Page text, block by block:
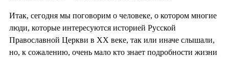
Итак, сегодня мы поговорим о человеке, о котором многие
люди, которые интересуются историей Русской
Православной Церкви в XX веке, так или иначе слышали,
но, к сожалению, очень мало кто знает подробности жизни